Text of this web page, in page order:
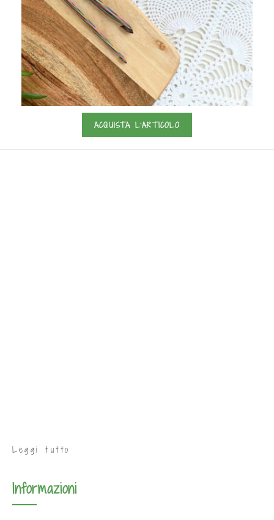
ACQUISTA L'ARTICOLO
Leggi tutto
Informazioni